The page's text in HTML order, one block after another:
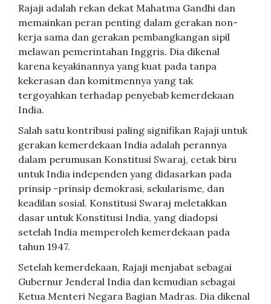
Rajaji adalah rekan dekat Mahatma Gandhi dan
memainkan peran penting dalam gerakan non-
kerja sama dan gerakan pembangkangan sipil
melawan pemerintahan Inggris. Dia dikenal
karena keyakinannya yang kuat pada tanpa
kekerasan dan komitmennya yang tak
tergoyahkan terhadap penyebab kemerdekaan
India.
Salah satu kontribusi paling signifikan Rajaji untuk
gerakan kemerdekaan India adalah perannya
dalam perumusan Konstitusi Swaraj, cetak biru
untuk India independen yang didasarkan pada
prinsip -prinsip demokrasi, sekularisme, dan
keadilan sosial. Konstitusi Swaraj meletakkan
dasar untuk Konstitusi India, yang diadopsi
setelah India memperoleh kemerdekaan pada
tahun 1947.
Setelah kemerdekaan, Rajaji menjabat sebagai
Gubernur Jenderal India dan kemudian sebagai
Ketua Menteri Negara Bagian Madras. Dia dikenal